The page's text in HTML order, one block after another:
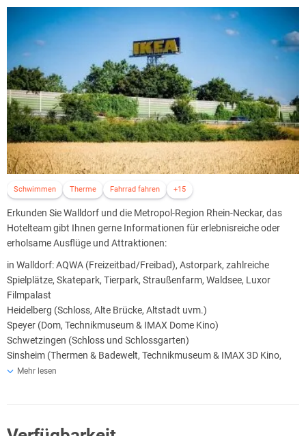
Schwimmen Therme Fahrrad fahren +15
Erkunden Sie Walldorf und die Metropol-Region Rhein-Neckar, das
Hotelteam gibt Ihnen gerne Informationen für erlebnisreiche oder
erholsame Ausflüge und Attraktionen:
in Walldorf: AQWA (Freizeitbad/Freibad), Astorpark, zahlreiche
Spielplätze, Skatepark, Tierpark, Straußenfarm, Waldsee, Luxor
Filmpalast
Heidelberg (Schloss, Alte Brücke, Altstadt uvm.)
Speyer (Dom, Technikmuseum & IMAX Dome Kino)
Schwetzingen (Schloss und Schlossgarten)
Sinsheim (Thermen & Badewelt, Technikmuseum & IMAX 3D Kino,
PreZero Arena der TSG Hoffenheim)
Veranstaltungen, Konzerte)
Mehr lesen